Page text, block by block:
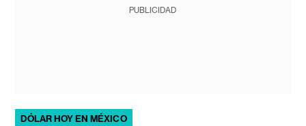
PUBLICIDAD
DÓLAR HOY EN MÉXICO